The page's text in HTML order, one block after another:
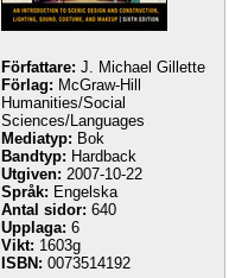
Författare: J. Michael Gillette
Förlag: McGraw-Hill
Humanities/Social
Sciences/Languages
Mediatyp: Bok
Bandtyp: Hardback
Utgiven: 2007-10-22
Språk: Engelska
Antal sidor: 640
Upplaga: 6
Vikt: 1603g
ISBN: 0073514192